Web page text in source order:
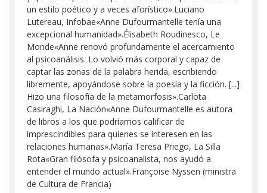
un estilo poético y a veces aforístico».Luciano
Lutereau, Infobae«Anne Dufourmantelle tenía una
excepcional humanidad».Élisabeth Roudinesco, Le
Monde«Anne renovó profundamente el acercamiento
al psicoanálisis. Lo volvió más corporal y capaz de
captar las zonas de la palabra herida, escribiendo
libremente, apoyándose sobre la poesía y la ficción. [...]
Hizo una filosofía de la metamorfosis».Carlota
Casiraghi, La Nación«Anne Dufourmantelle es autora
de libros a los que podríamos calificar de
imprescindibles para quienes se interesen en las
relaciones humanas».María Teresa Priego, La Silla
Rota«Gran filósofa y psicoanalista, nos ayudó a
entender el mundo actual».Françoise Nyssen (ministra
de Cultura de Francia)